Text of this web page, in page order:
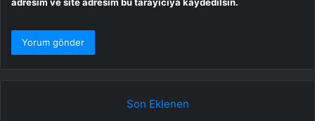
Son Eklenen